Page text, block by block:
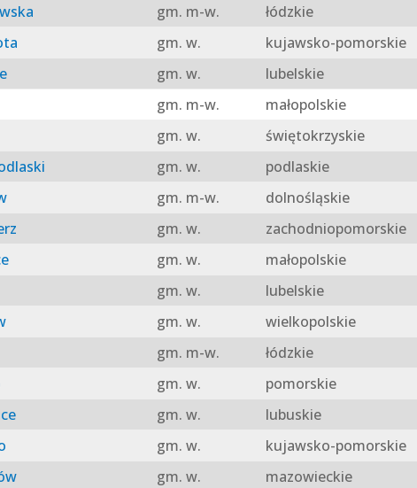
gm. m-w. łódzkie
gm. w. kujawsko-pomorskie
gm. w. lubelskie
gm. m-w. małopolskie
gm. w. świętokrzyskie
gm. w. podlaskie
gm. m-w. dolnośląskie
gm. w. zachodniopomorskie
gm. w. małopolskie
gm. w. lubelskie
gm. w. wielkopolskie
gm. m-w. łódzkie
gm. w. pomorskie
gm. w. lubuskie
gm. w. kujawsko-pomorskie
gm. w. mazowieckie